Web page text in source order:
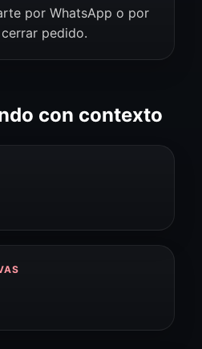
por WhatsApp o por
pedido.
con contexto